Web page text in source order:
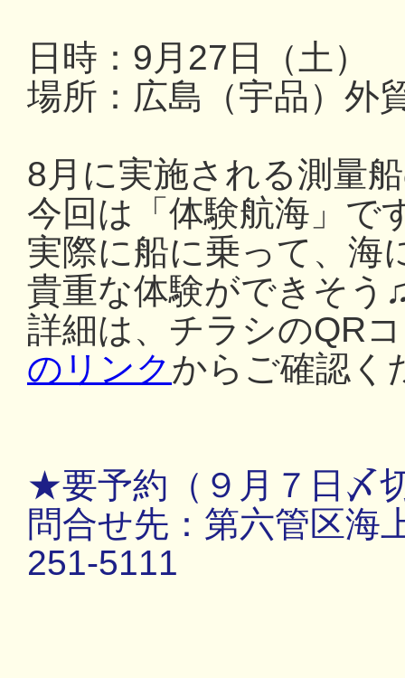
日時：9月27日（土）
場所：広島（宇品）
8月に実施される測量
今回は「体験航海」で
実際に船に乗って、海
貴重な体験ができそう
詳細は、チラシのQR
のリンクからご確認く
★要予約（９月７日〆
問合せ先：第六管区海
251-5111